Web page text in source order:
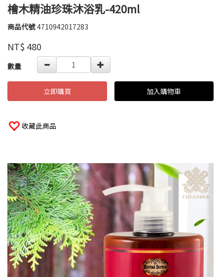
檜木精油珍珠沐浴乳-420ml
商品代號 4710942017283
4710942017283
品牌
芙
玉
寶
NT$ 480
GOODS000000000000000004161
數量
立即購買 加入購物車
收藏此商品